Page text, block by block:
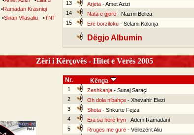
•Ramadan Krasniqi
•Sinan Vllasaliu •TNT
13
Arjeta- Amet Azizi
14
Nata e gjorë- Nazmi Belica
15
Erë borziloku- Selami Kolonja
Dëgjo Albumin
Zëri i Kërçovës - Hitet e Verës 2005
Nr. Kënga
1 Zeshkanja- Sunaj Saraçi
2
Oh dola n’bahçe- Xhevahir Elezi
3
Shota- Shkurte Fejza
4
Era sa herë fryn- Adem Ramadani
5
Rrugës me gurë- Vëllezërit Aliu